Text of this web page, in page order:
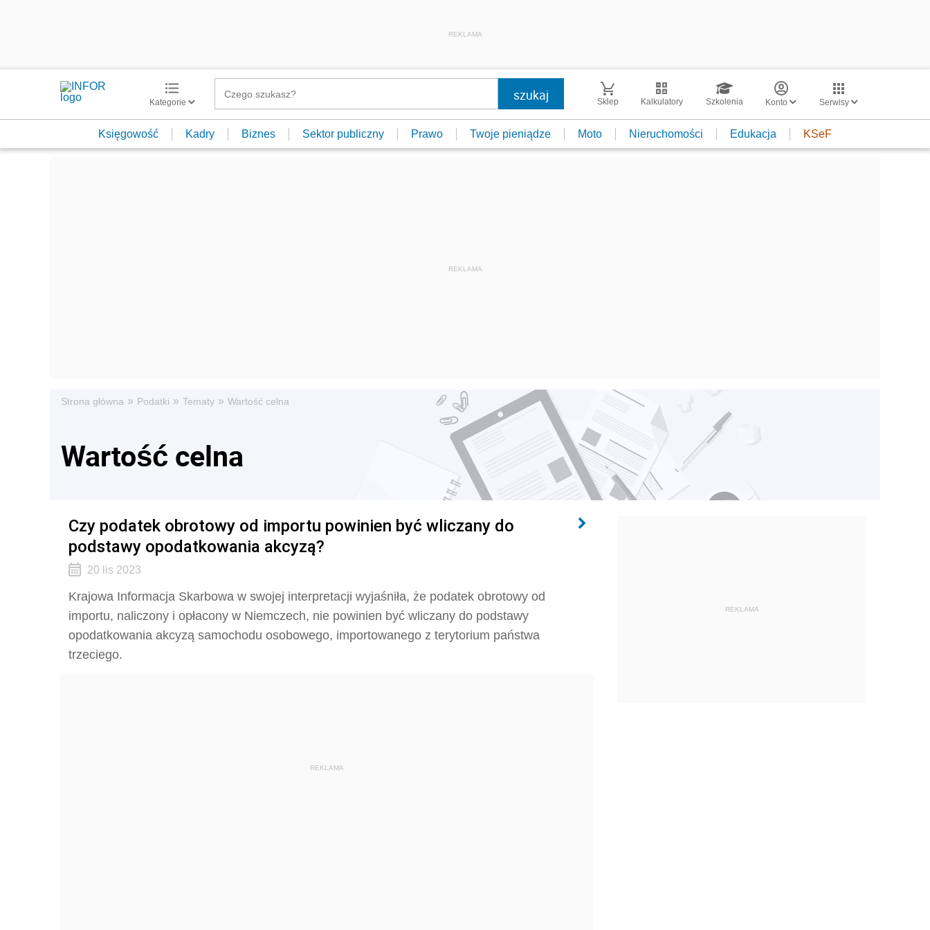
REKLAMA
Kategorie Sklep Kalkulatory Szkolenia Konto Serwisy
Księgowość Kadry Biznes Sektor publiczny Prawo Twoje pieniądze Moto Nieruchomości Edukacja KSeF
Strona główna » Podatki » Tematy » Wartość celna
Wartość celna
Czy podatek obrotowy od importu powinien być wliczany do
podstawy opodatkowania akcyzą?
20 lis 2023
Krajowa Informacja Skarbowa w swojej interpretacji wyjaśniła, że podatek obrotowy od
importu, naliczony i opłacony w Niemczech, nie powinien być wliczany do podstawy
opodatkowania akcyzą samochodu osobowego, importowanego z terytorium państwa
trzeciego.
REKLAMA
REKLAMA